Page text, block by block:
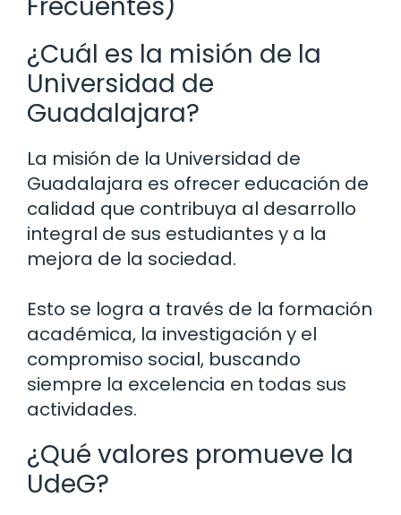
¿Cuál es la misión de la
Universidad de
Guadalajara?
La misión de la Universidad de
Guadalajara es ofrecer educación de
calidad que contribuya al desarrollo
integral de sus estudiantes y a la
mejora de la sociedad.
Esto se logra a través de la formación
académica, la investigación y el
compromiso social, buscando
siempre la excelencia en todas sus
actividades.
¿Qué valores promueve la
UdeG?